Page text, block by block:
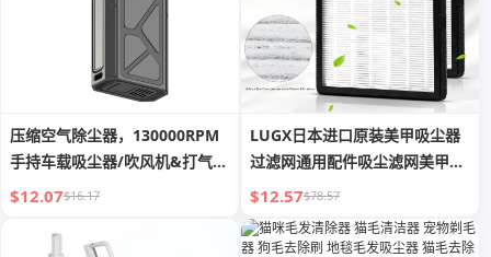
压缩空气除尘器，130000RPM
手持车载吸尘器/吹风机&打气
筒，4档可调电动空气除尘器 键
$12.07$16.17
LUGX日本进口原装美甲吸尘器
过滤网通用配件吸尘滤网美甲工
具
$12.57$78.57